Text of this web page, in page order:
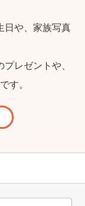
日や、家族写真
レゼントや、
す。